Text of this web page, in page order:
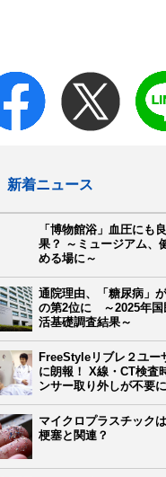
新着ニュース
「博物館浴」血圧にも
果？ ～ミュージアム、
める場に～
通院理由、「糖尿病」
の第2位に ～2025年国
活基礎調査結果～
FreeStyleリブレ２ユー
に朗報！ X線・CT検査
ンサー取り外しが不要に
マイクロプラスチック
梗塞と関連？